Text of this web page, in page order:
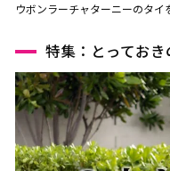
ウボンラーチャターニーのタ
特集：とってお